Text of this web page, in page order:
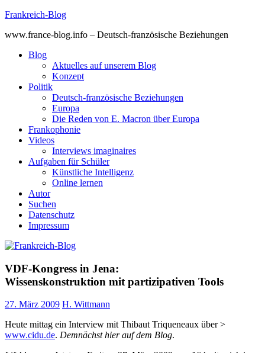
Skip
content
Frankreich-Blog
www.france-blog.info – Deutsch-französische Beziehungen
Blog
Aktuelles auf unserem Blog
Konzept
Politik
Deutsch-französische Beziehungen
Europa
Die Reden von E. Macron über Europa
Frankophonie
Videos
Interviews imaginaires
Aufgaben für Schüler
Künstliche Intelligenz
Online lernen
Autor
Suchen
Datenschutz
Impressum
VDF-Kongress in Jena:
Wissenskonstruktion mit partizipativen Tools
27. März 2009 H. Wittmann
Heute mittag ein Interview mit Thibaut Triqueneaux über >
www.cidu.de. Demnächst hier auf dem Blog.